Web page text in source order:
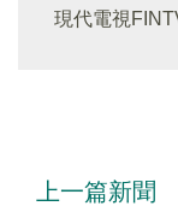
現代電視
上一篇新聞